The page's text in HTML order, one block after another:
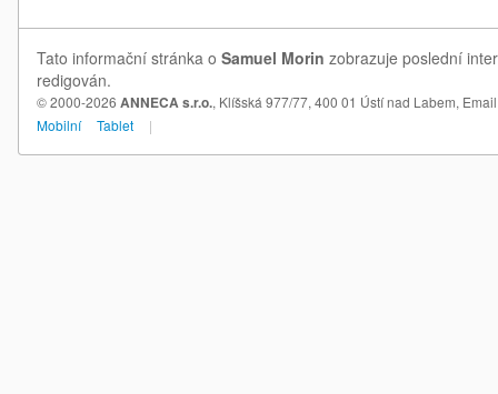
Tato informační stránka o Samuel Morin zobrazuje poslední
redigován.
© 2000-2026 ANNECA s.r.o., Klíšská 977/77, 400 01 Ústí nad Labem,
Mobilní
Tablet |